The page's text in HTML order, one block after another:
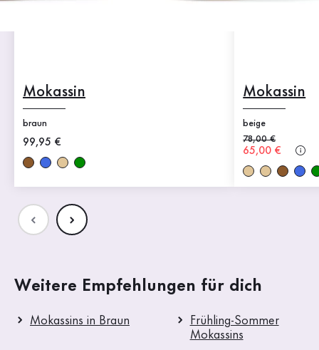
Mokassin
braun
Neuer Preis
99,95 €
Mokassin
beige
Alter Preis
78,00 €
Neuer Preis
65,00 €
Weitere Empfehlungen für dich
Mokassins in Braun
Frühling-Sommer
Mokassins